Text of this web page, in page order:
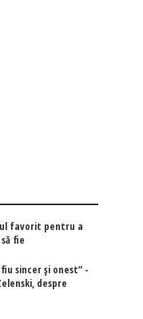
favorit pentru a
fie
sincer și onest” -
despre